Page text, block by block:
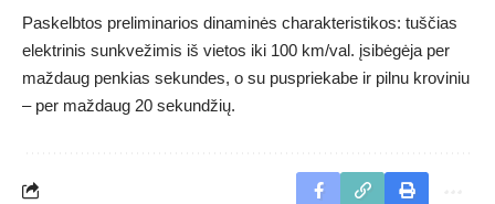
Paskelbtos preliminarios dinaminės charakteristikos: tuščias
elektrinis sunkvežimis iš vietos iki 100 km/val. įsibėgėja per
maždaug penkias sekundes, o su puspriekabe ir pilnu kroviniu
– per maždaug 20 sekundžių.